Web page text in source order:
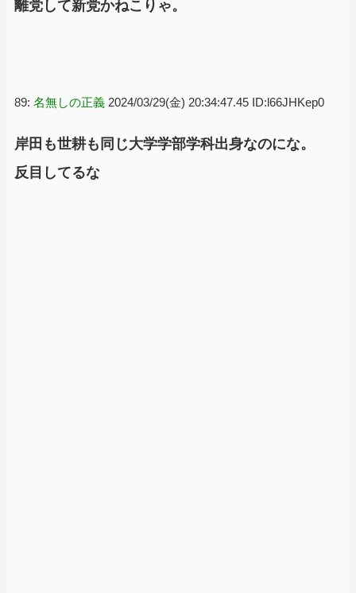
離党して新党かねこりゃ。
89: 名無しの正義 2024/03/29(金) 20:34:47.45 ID:l66JHKep0
岸田も世耕も同じ大学学部学科出身なのにな。
反目してるな